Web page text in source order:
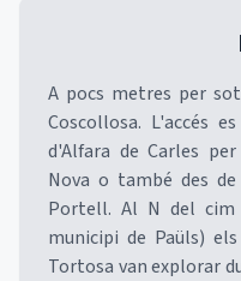
A pocs metres per
Coscollosa. L'accés
d'Alfara de Carles
Nova o també des
Portell. Al N del
municipi de Paüls)
Tortosa van explorar